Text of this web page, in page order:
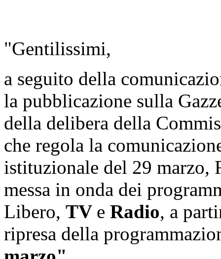
"Gentilissimi,
a seguito della
la pubblicazione sulla
della delibera della
che regola la
istituzionale del 29 marzo,
messa in onda dei
Libero, TV e Radio, a
ripresa della